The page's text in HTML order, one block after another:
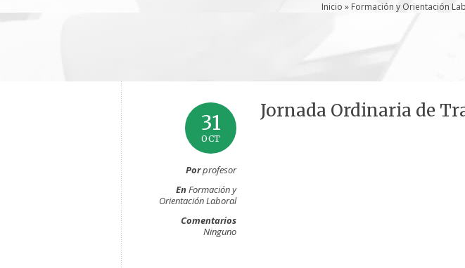
Inicio » Formación y Orientación
31
OCT
Porprofesor
EnFormación y
Orientación Laboral
Comentarios
Ninguno
Jornada Ordinaria de